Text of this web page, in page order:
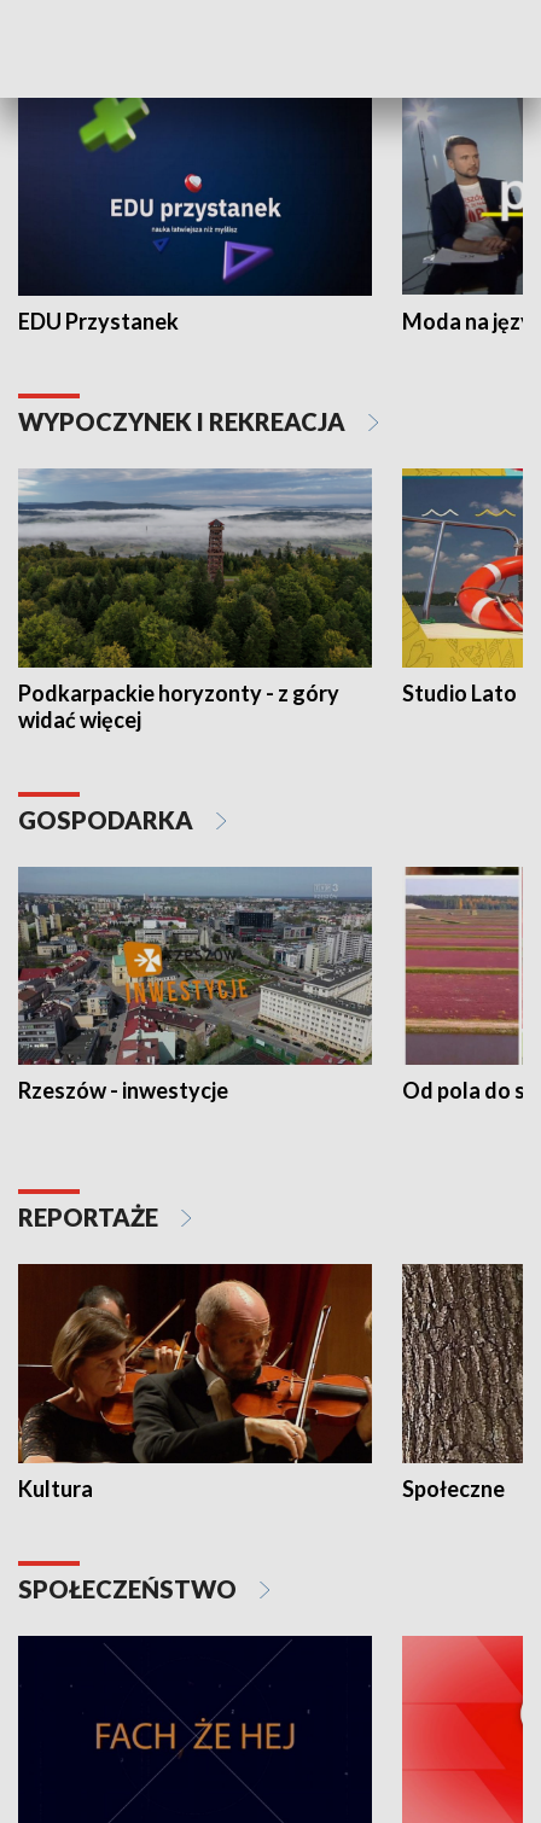
EDU Przystanek Moda na
WYPOCZYNEK I REKREACJA
Podkarpackie horyzonty - z góry
widać więcej
Studio Lato
GOSPODARKA
Rzeszów - inwestycje Od pola do
REPORTAŻE
Kultura Społeczne
SPOŁECZEŃSTWO